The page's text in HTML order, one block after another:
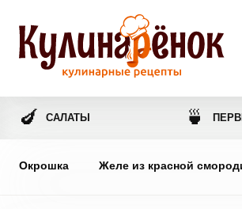
🍆 САЛАТЫ 🍵
Окрошка Желе из красной